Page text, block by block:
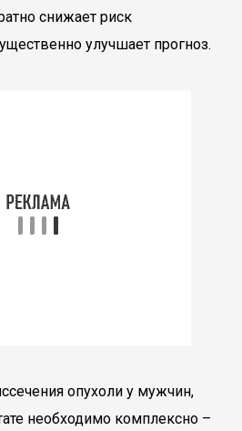
снижает риск
улучшает прогноз.
опухоли у мужчин,
необходимо комплексно –